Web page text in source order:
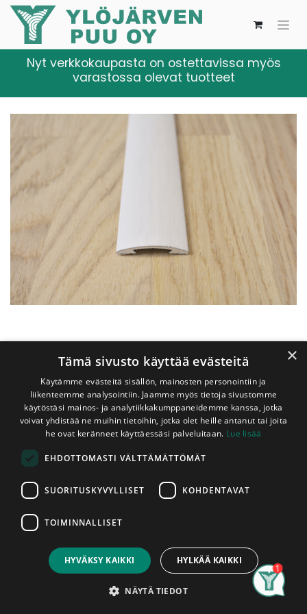
14,20€
Account
Nyt verkkokaupasta on ostettavissa myös
varastossa olevat tuotteet
Shop Saumalista 38/1000 Valkoinen (531211)
Saumalista 38/1000 Valkoinen
(531211)
Valkoinen tarrakiinnitteinen alumiininen saumalista eri
lattiamateriaalien saumakohtiin, jotka ovat samalla tasolla.
Listan leveys on 38 mm ja pituus on 1 m. Listat myydään
listoissa ilmeneviin mahdollisiin tuotantovirheisiin voidaan
vedota vain ennen niiden asentamista.
×
Tämä sivusto käyttää evästeitä
Käytämme evästeitä sisällön, mainosten personointiin ja
liikenteemme analysointiin. Jaamme myös tietoja sivustomme
käytöstäsi mainos- ja analytiikkakumppaneidemme kanssa, jotka
voivat yhdistää ne muihin tietoihin, jotka olet heille antanut tai joita
he ovat keränneet käyttäessäsi palveluitaan. Lue lisää
EHDOTTOMASTI VÄLTTÄMÄTTÖMÄT
SUORITUSKYVYLLISET KOHDENTAVAT
TOIMINNALLISET
HYVÄKSY KAIKKI HYLKÄÄ KAIKKI
NÄYTÄ TIEDOT